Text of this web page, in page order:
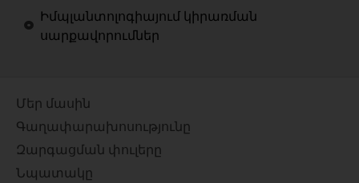
Իմպլանտոլոգիայում կիրառման
սարքավորումներ
Մեր մասին
Գաղափարախոսությունը
Զարգացման փուլերը
Նպատակը